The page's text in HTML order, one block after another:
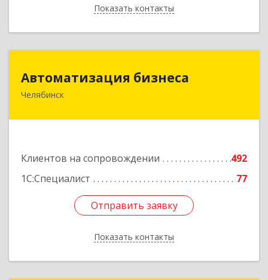
Показать контакты
Назад
Автоматизация бизнеса
Челябинск
Клиентов на сопровождении
492
1С:Специалист
77
Отправить заявку
Показать контакты
Автоматизация бизнеса
454018, Челябинская обл, Челябинский г.о.,
Подробнее
Отправить заявку
Назад